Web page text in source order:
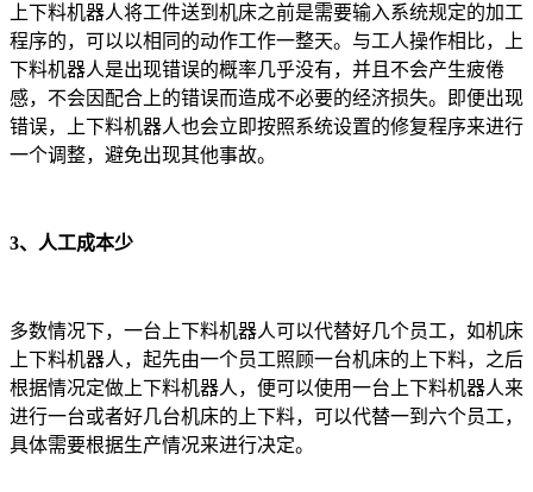
上下料机器人将工件送到机床之前是需要输入系统规定的加工
程序的，可以以相同的动作工作一整天。与工人操作相比，上
下料机器人是出现错误的概率几乎没有，并且不会产生疲倦
感，不会因配合上的错误而造成不必要的经济损失。即便出现
错误，上下料机器人也会立即按照系统设置的修复程序来进行
一个调整，避免出现其他事故。
3、人工成本少
多数情况下，一台上下料机器人可以代替好几个员工，如机床
上下料机器人，起先由一个员工照顾一台机床的上下料，之后
根据情况定做上下料机器人，便可以使用一台上下料机器人来
进行一台或者好几台机床的上下料，可以代替一到六个员工，
具体需要根据生产情况来进行决定。